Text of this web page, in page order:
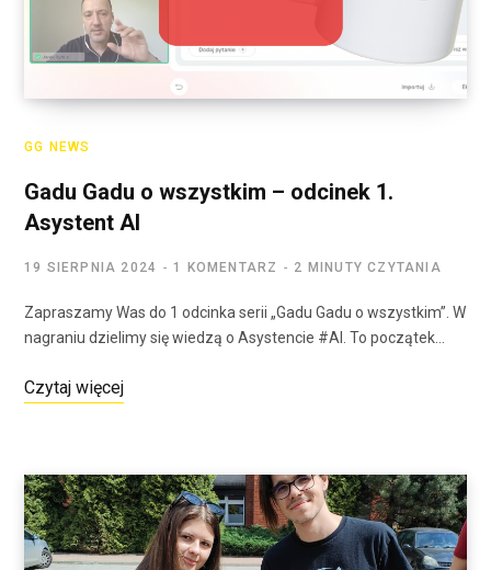
GG NEWS
Gadu Gadu o wszystkim – odcinek 1.
Asystent AI
19 SIERPNIA 2024 1 KOMENTARZ 2 MINUTY CZYTANIA
Zapraszamy Was do 1 odcinka serii „Gadu Gadu o wszystkim”. W
nagraniu dzielimy się wiedzą o Asystencie #AI. To początek…
Czytaj więcej